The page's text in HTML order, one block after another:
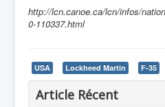
http://lcn.canoe.ca/lcn/infos/
0-110337.html
USA Lockheed Martin F-35
Article Récent